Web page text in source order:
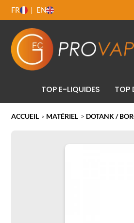
FR EN
TOP E-LIQUIDES TOP
ACCUEIL > MATÉRIEL > DOTANK /